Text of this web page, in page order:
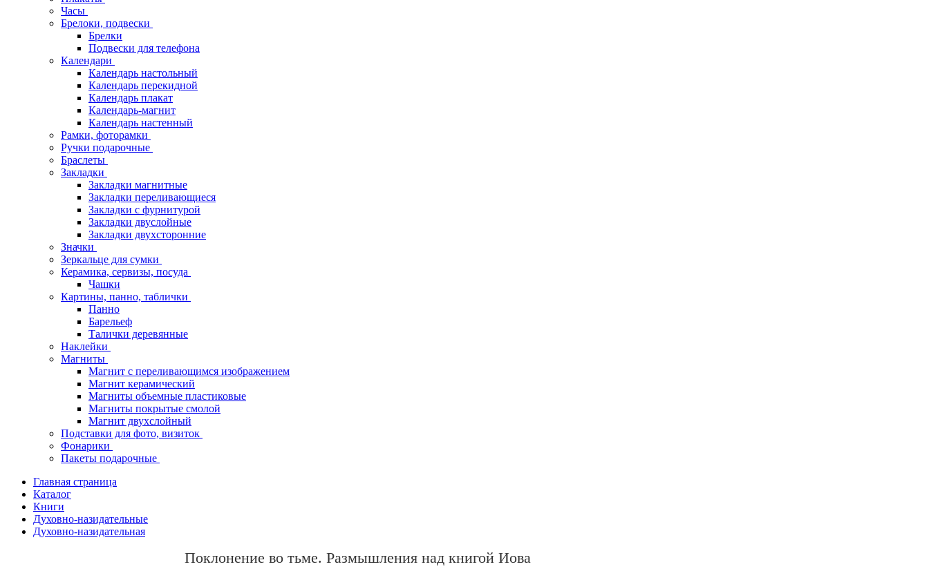
Часы
Брелоки, подвески
Брелки
Подвески для телефона
Календари
Календарь настольный
Календарь перекидной
Календарь плакат
Календарь-магнит
Календарь настенный
Рамки, фоторамки
Ручки подарочные
Браслеты
Закладки
Закладки магнитные
Закладки переливающиеся
Закладки с фурнитурой
Закладки двуслойные
Закладки двухсторонние
Значки
Зеркальце для сумки
Керамика, сервизы, посуда
Чашки
Картины, панно, таблички
Панно
Барельеф
Талички деревянные
Наклейки
Магниты
Магнит с переливающимся изображением
Магнит керамический
Магниты объемные пластиковые
Магниты покрытые смолой
Магнит двухслойный
Подставки для фото, визиток
Фонарики
Пакеты подарочные
Главная страница
Каталог
Книги
Духовно-назидательные
Духовно-назидательная
Поклонение во тьме. Размышления над книгой Иова